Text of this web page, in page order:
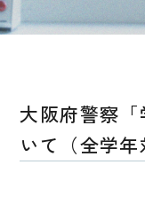
大阪府警察
いて（全学年